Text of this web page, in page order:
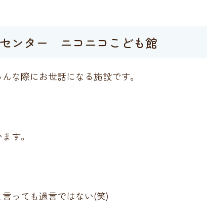
ンター ニコニコこども館
な際にお世話になる施設です。
す。
っても過言ではない(笑)